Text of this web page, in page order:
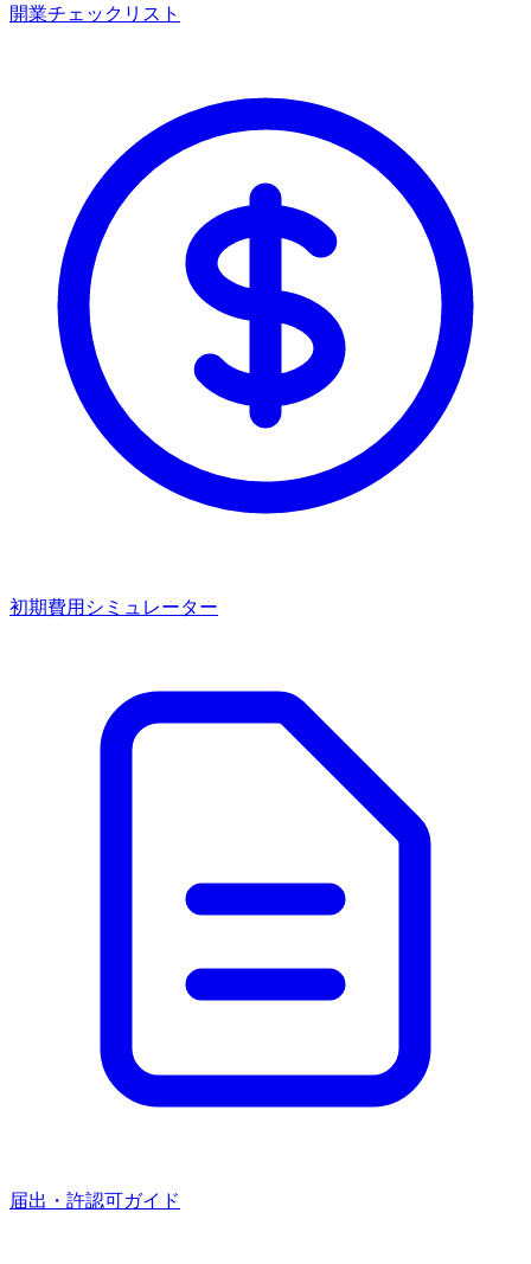
開業チェックリスト
初期費用シミュレーター
届出・許認可ガイド